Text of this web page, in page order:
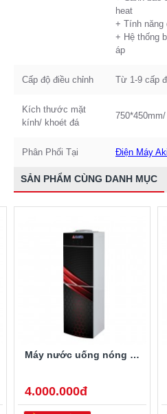
heat
+ Tính năng
+ Hệ thống
áp
Cấp độ điều chỉnh Từ 1-9 cấp
Kích thước mặt
kính/ khoét đá
Phân Phối Tại Điện Máy
SẢN PHẨM CÙNG DANH MỤC
Máy nước uống nóng lạnh Alaska R-80
4.000.000đ